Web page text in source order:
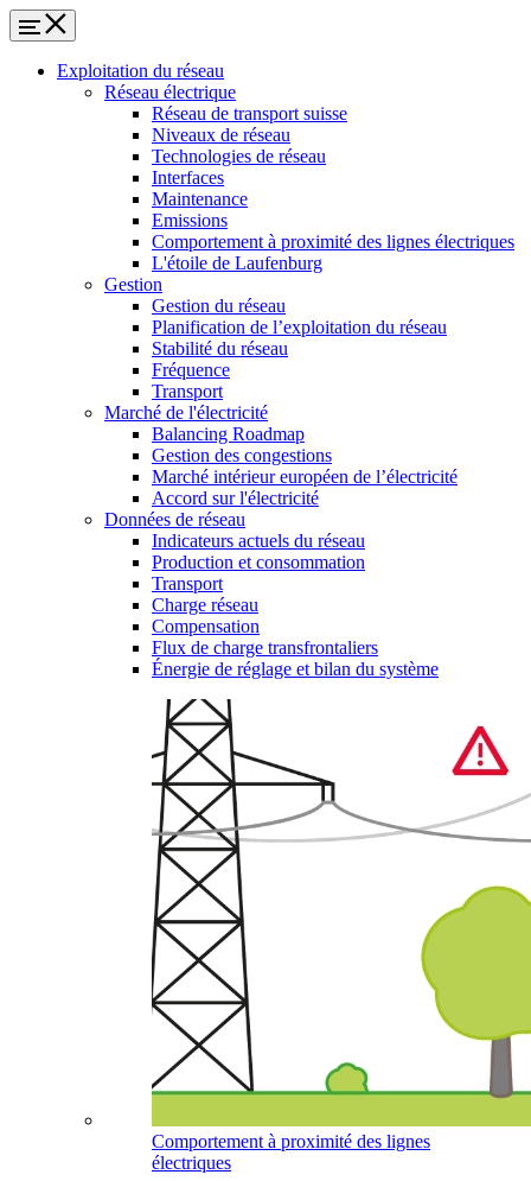
Exploitation du réseau
Réseau électrique
Réseau de transport suisse
Niveaux de réseau
Technologies de réseau
Interfaces
Maintenance
Emissions
Comportement à proximité des lignes électriques
L'étoile de Laufenburg
Gestion
Gestion du réseau
Planification de l’exploitation du réseau
Stabilité du réseau
Fréquence
Transport
Marché de l'électricité
Balancing Roadmap
Gestion des congestions
Marché intérieur européen de l’électricité
Accord sur l'électricité
Données de réseau
Indicateurs actuels du réseau
Production et consommation
Transport
Charge réseau
Compensation
Flux de charge transfrontaliers
Énergie de réglage et bilan du système
Comportement à proximité des lignes
électriques